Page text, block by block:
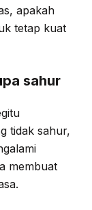
apakah
tetap kuat
sahur
tidak sahur,
membuat